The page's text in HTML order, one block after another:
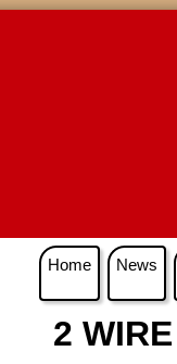
Home News
2